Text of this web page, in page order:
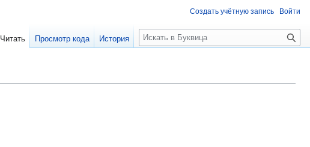
Создать учётную запись Войти
Читать Просмотр кода История
П
о
к